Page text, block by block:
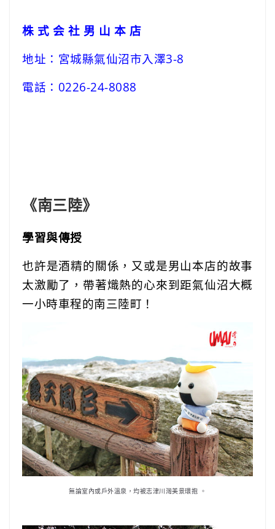
株 式 会 社 男 山 本 店
地址：宮城縣氣仙沼市入澤3-8
電話：0226-24-8088
《南三陸》
學習與傳授
也許是酒精的關係，又或是男山本店的故事
太激勵了，帶著熾熱的心來到距氣仙沼大概
一小時車程的南三陸町！
無論室內或戶外溫泉，均被志津川灣美景環抱 。